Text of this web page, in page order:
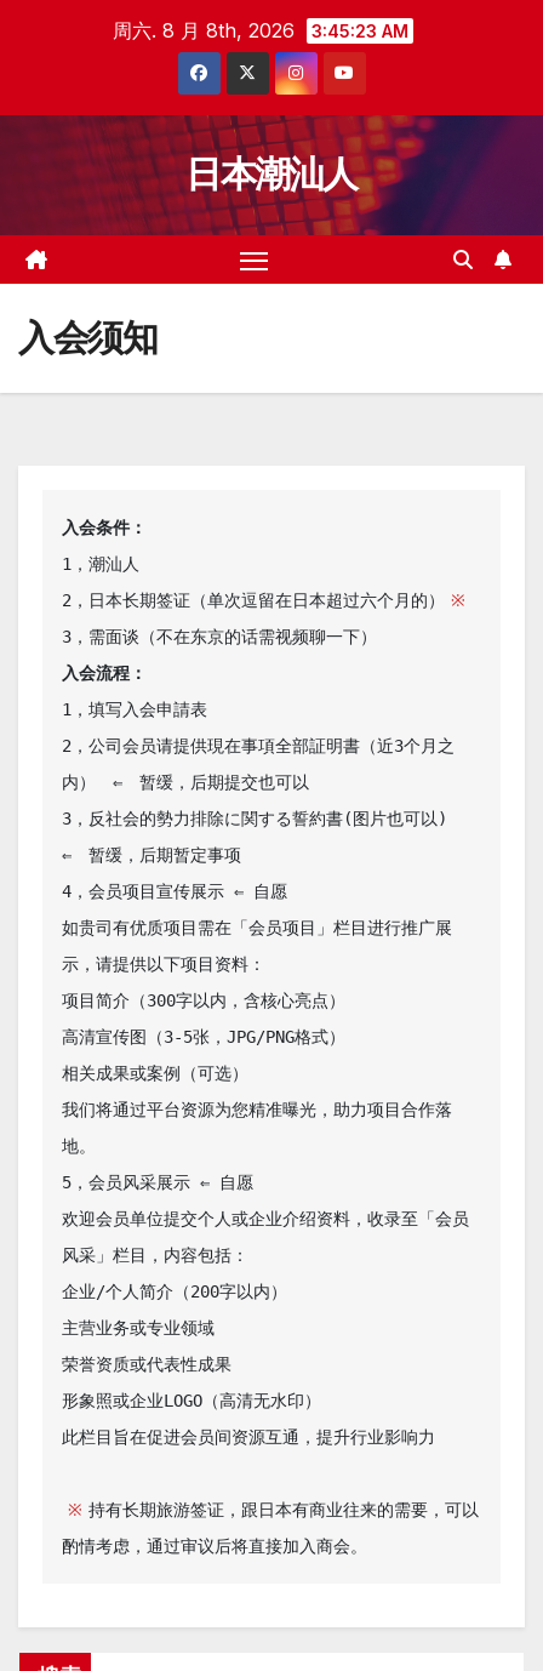
周六. 8 月 8th, 2026 3:45:24 AM
日本潮汕人
入会须知
入会条件：
1，潮汕人
2，日本长期签证（单次逗留在日本超过六个月的）
※
入会流程：
1，填写入会申請表
2，公司会员请提供現在事項全部証明書（近3个月之
内）　⇐　暂缓，后期提交也可以
3，反社会的勢力排除に関する誓約書(图片也可以)
⇐　暂缓，后期暂定事项
4，会员项目宣传展示 ⇐ 自愿
如贵司有优质项目需在「会员项目」栏目进行推广展
示，请提供以下项目资料：
项目简介（300字以内，含核心亮点）
高清宣传图（3-5张，JPG/PNG格式）
相关成果或案例（可选）
我们将通过平台资源为您精准曝光，助力项目合作落
地。
5，会员风采展示 ⇐ 自愿
欢迎会员单位提交个人或企业介绍资料，收录至「会员
风采」栏目，内容包括：
企业/个人简介（200字以内）
主营业务或专业领域
荣誉资质或代表性成果
形象照或企业LOGO（高清无水印）
此栏目旨在促进会员间资源互通，提升行业影响力
※ 持有长期旅游签证，跟日本有商业往来的需要，可以